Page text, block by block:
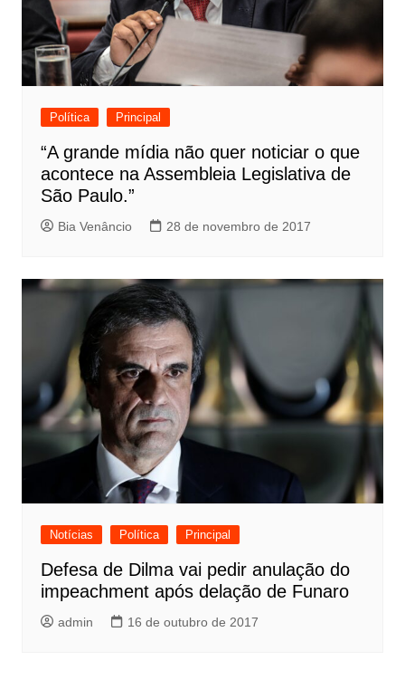
Política Principal
“A grande mídia não quer noticiar o que
acontece na Assembleia Legislativa de
São Paulo.”
Bia Venâncio 28 de novembro de 2017
Notícias Política Principal
Defesa de Dilma vai pedir anulação do
impeachment após delação de Funaro
admin 16 de outubro de 2017